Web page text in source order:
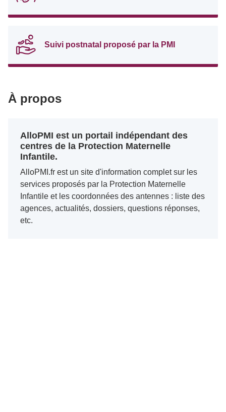
Suivi postnatal proposé par la PMI
À propos
AlloPMI est un portail indépendant des
centres de la Protection Maternelle
Infantile.
AlloPMI.fr est un site d'information complet sur les
services proposés par la Protection Maternelle
Infantile et les coordonnées des antennes : liste des
agences, actualités, dossiers, questions réponses,
etc.